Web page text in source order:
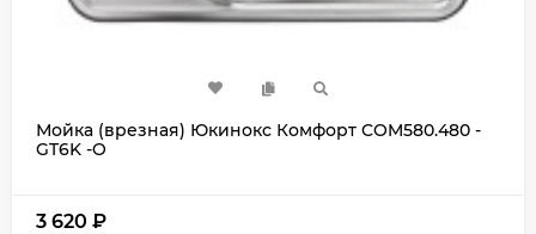
Мойка (врезная) Юкинокс Комфорт COM580.480 -
GT6K -O
3 620 ₽